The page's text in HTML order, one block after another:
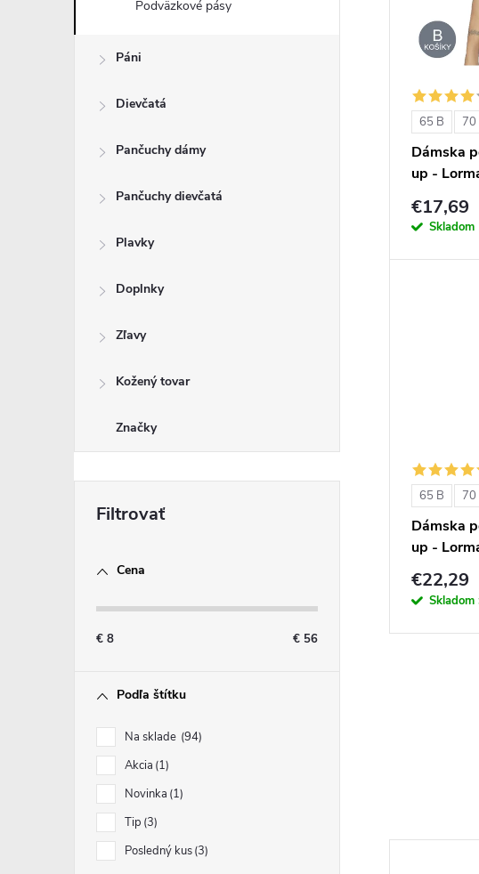
Podväzkové pásy
Páni
Dievčatá
Pančuchy dámy
Pančuchy dievčatá
Plavky
Doplnky
Zľavy
Kožený tovar
Značky
Cena
€ 8 € 56
Podľa štítku
Na sklade 94
Akcia 1
Novinka 1
Tip 3
Posledný kus 3
d
65 B 70
Dámska
up -
€17,69
Skladom
65 B 70
Dámska
up -
€22,29
Skladom